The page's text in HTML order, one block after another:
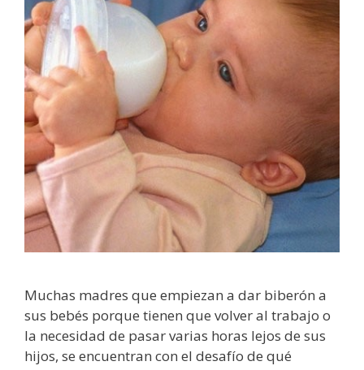
Muchas madres que empiezan a dar biberón a
sus bebés porque tienen que volver al trabajo o
la necesidad de pasar varias horas lejos de sus
hijos, se encuentran con el desafío de qué